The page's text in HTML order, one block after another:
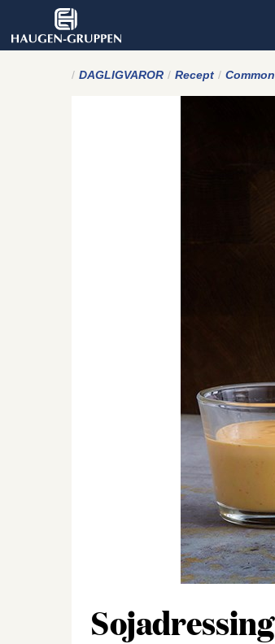
DAGLIGVAROR Recept Common
Sojadressing